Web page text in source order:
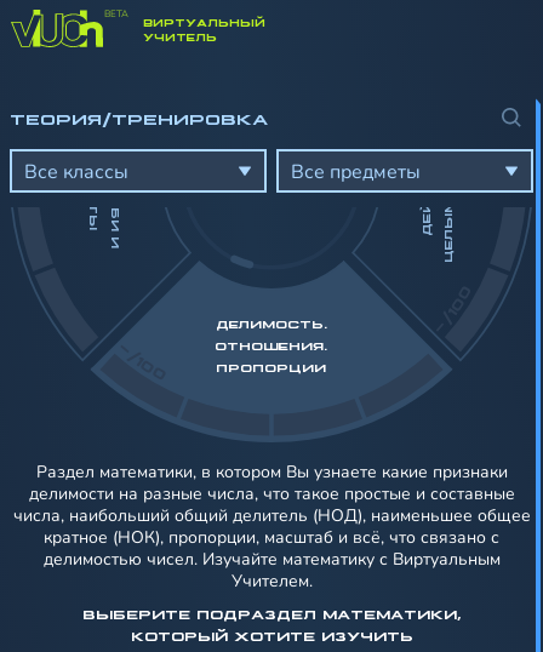
ВИРТУАЛЬНЫЙ
УЧИТЕЛЬ
Все классы Все предметы
ТЕОРИЯ/ТРЕНИРОВКА
-/100
Д
Е
Й
С
Т
В
И
Я
С
Ц
Е
Л
Ы
М
И
Ч
И
С
Л
А
МИ
ДЕЛИМОСТЬ.
ОТНОШЕНИЯ.
ПРОПОРЦИИ
Д
О
Л
И
,
Д
Р
О
Б
И
И
ПР
О
Ц
Е
Н
Т
Ы
ВЫБЕРИТЕ ПОДРАЗДЕЛ МАТЕМАТИКИ,
КОТОРЫЙ ХОТИТЕ ИЗУЧИТЬ
Раздел математики, в котором Вы узнаете какие признаки
делимости на разные числа, что такое простые и составные
числа, наибольший общий делитель (НОД), наименьшее общее
кратное (НОК), пропорции, масштаб и всё, что связано с
делимостью чисел. Изучайте математику с Виртуальным
Учителем.